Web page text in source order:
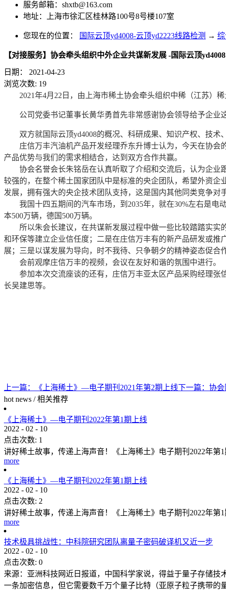
服务邮箱： shxtb@163.com
地址：上海市徐汇区桂林路100号8号楼107室
您现在的位置： 国际云顶yd4008-云顶yd2223线路检测 →
【对接服务】协会牵头组织中外企业共谋新发展 -国际云顶yd4008
日期：
2021-04-23
浏览次数: 19
2021年4月22日，由上海市稀土协会牵头组织中稀（江苏）
公司党委书记董事长黄华勇首先非常感谢协会领导给予企业
双方就国际云顶yd4008的概况、科研成果、知识产权、技术
庄信万丰汽油机产品开发经理乔东升博士认为，今天在协
产品优势与我们的需求相结合，达到双方合作共赢。
协会名誉会长朱铭岳在认真听取了介绍和交流后，认为企
较强的，在整个稀土国家团队中是标准的央企团队，希望外资
发展，拥有强大的央企技术团队支持，这是国内其他同类竞争对
我国十四五期间的汽车市场，到2035年，就在30%左右是电
本500万辆，德国500万辆。
所以朱会长建议，在共谋新发展过程中做一些比较踏踏实
和环保等建立企业信任度；二是在庄信万丰有的新产品研发或
展；三是以谋发展为导向，时不我待、只争朝夕的精神姿态促合
会前观摩庄信万丰的视频，会议在友好和谐的氛围中进行。
参加本次交流座谈的还有，庄信万丰亚太区产品采购经理
长吴建思等。
上一篇： 《上海稀土》—电子期刊2021年第2期上线下一篇： 协
hot news / 相关推荐
《上海稀土》—电子期刊2022年第1期上线
2022 - 02 - 10
点击次数: 1
讲好稀土故事，传递上海声音！《上海稀土》电子期刊2022年
more
《上海稀土》—电子期刊2022年第1期上线
2022 - 02 - 10
点击次数: 2
讲好稀土故事，传递上海声音！《上海稀土》电子期刊2022年
more
技术极具挑战性：中科院研究团队离量子密码破译机又近一步
2022 - 02 - 10
点击次数: 0
来源：亚洲科技网近日报道，中国科学家说，得益于量子存储
一条加密信息，但它需要数千万个量子比特（亚原子粒子携带